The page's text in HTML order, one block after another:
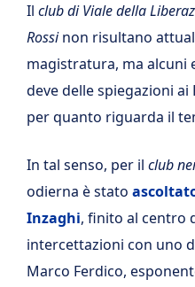
Il club di Viale della
Rossinon risultano
magistratura, ma alcuni
deve delle spiegazioni
per quanto riguarda il
In tal senso, per il club
odierna è stato
Inzaghi, finito al centro
intercettazioni con uno
Marco Ferdico,